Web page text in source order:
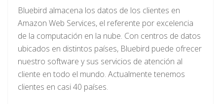
Bluebird almacena los datos de los clientes en
Amazon Web Services, el referente por excelencia
de la computación en la nube. Con centros de datos
ubicados en distintos países, Bluebird puede ofrecer
nuestro software y sus servicios de atención al
cliente en todo el mundo. Actualmente tenemos
clientes en casi 40 países.